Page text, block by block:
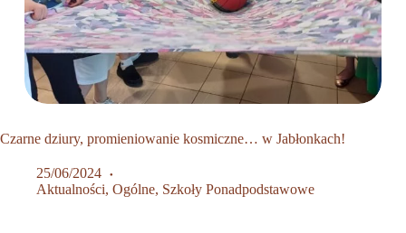
Czarne dziury, promieniowanie kosmiczne… w Jabłonkach!
25/06/2024
Aktualności, Ogólne, Szkoły Ponadpodstawowe